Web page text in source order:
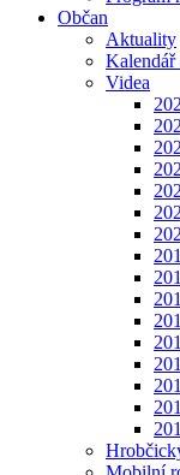
Občan
Aktuality
Kalendář
Videa